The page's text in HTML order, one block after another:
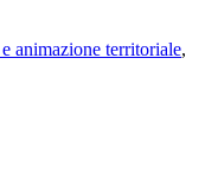
animazione territoriale,